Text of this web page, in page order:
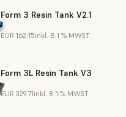
Form 3 Resin Tank V2.1
EUR 162.15inkl. 8.1 % MWST
Form 3L Resin Tank V3
EUR 329.71inkl. 8.1 % MWST